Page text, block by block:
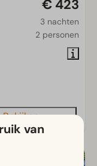
€ 423
3 nachten
2 personen
Bekijken
van